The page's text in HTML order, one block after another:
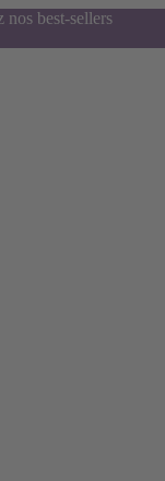
nos best-sellers